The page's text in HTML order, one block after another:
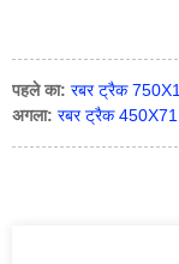
पहले का: रबर ट्रैक
अगला: रबर ट्रैक